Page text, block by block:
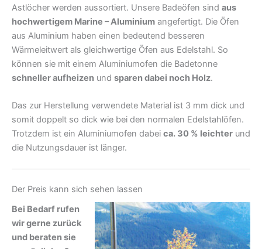
Astlöcher werden aussortiert. Unsere Badeöfen sind aus
hochwertigem Marine – Aluminium angefertigt. Die Öfen
aus Aluminium haben einen bedeutend besseren
Wärmeleitwert als gleichwertige Öfen aus Edelstahl. So
können sie mit einem Aluminiumofen die Badetonne
schneller aufheizen und sparen dabei noch Holz.
Das zur Herstellung verwendete Material ist 3 mm dick und
somit doppelt so dick wie bei den normalen Edelstahlöfen.
Trotzdem ist ein Aluminiumofen dabei ca. 30 % leichter und
die Nutzungsdauer ist länger.
Der Preis kann sich sehen lassen
Bei Bedarf rufen
wir gerne zurück
und beraten sie